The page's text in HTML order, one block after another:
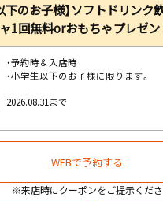
下のお子様】ソフトドリンク
1回無料orおもちゃプレゼン
・予約時＆入店時
・小学生以下のお子様に限ります。
2026.08.31まで
WEBで予約する
※来店時にクーポンをご提示くだ